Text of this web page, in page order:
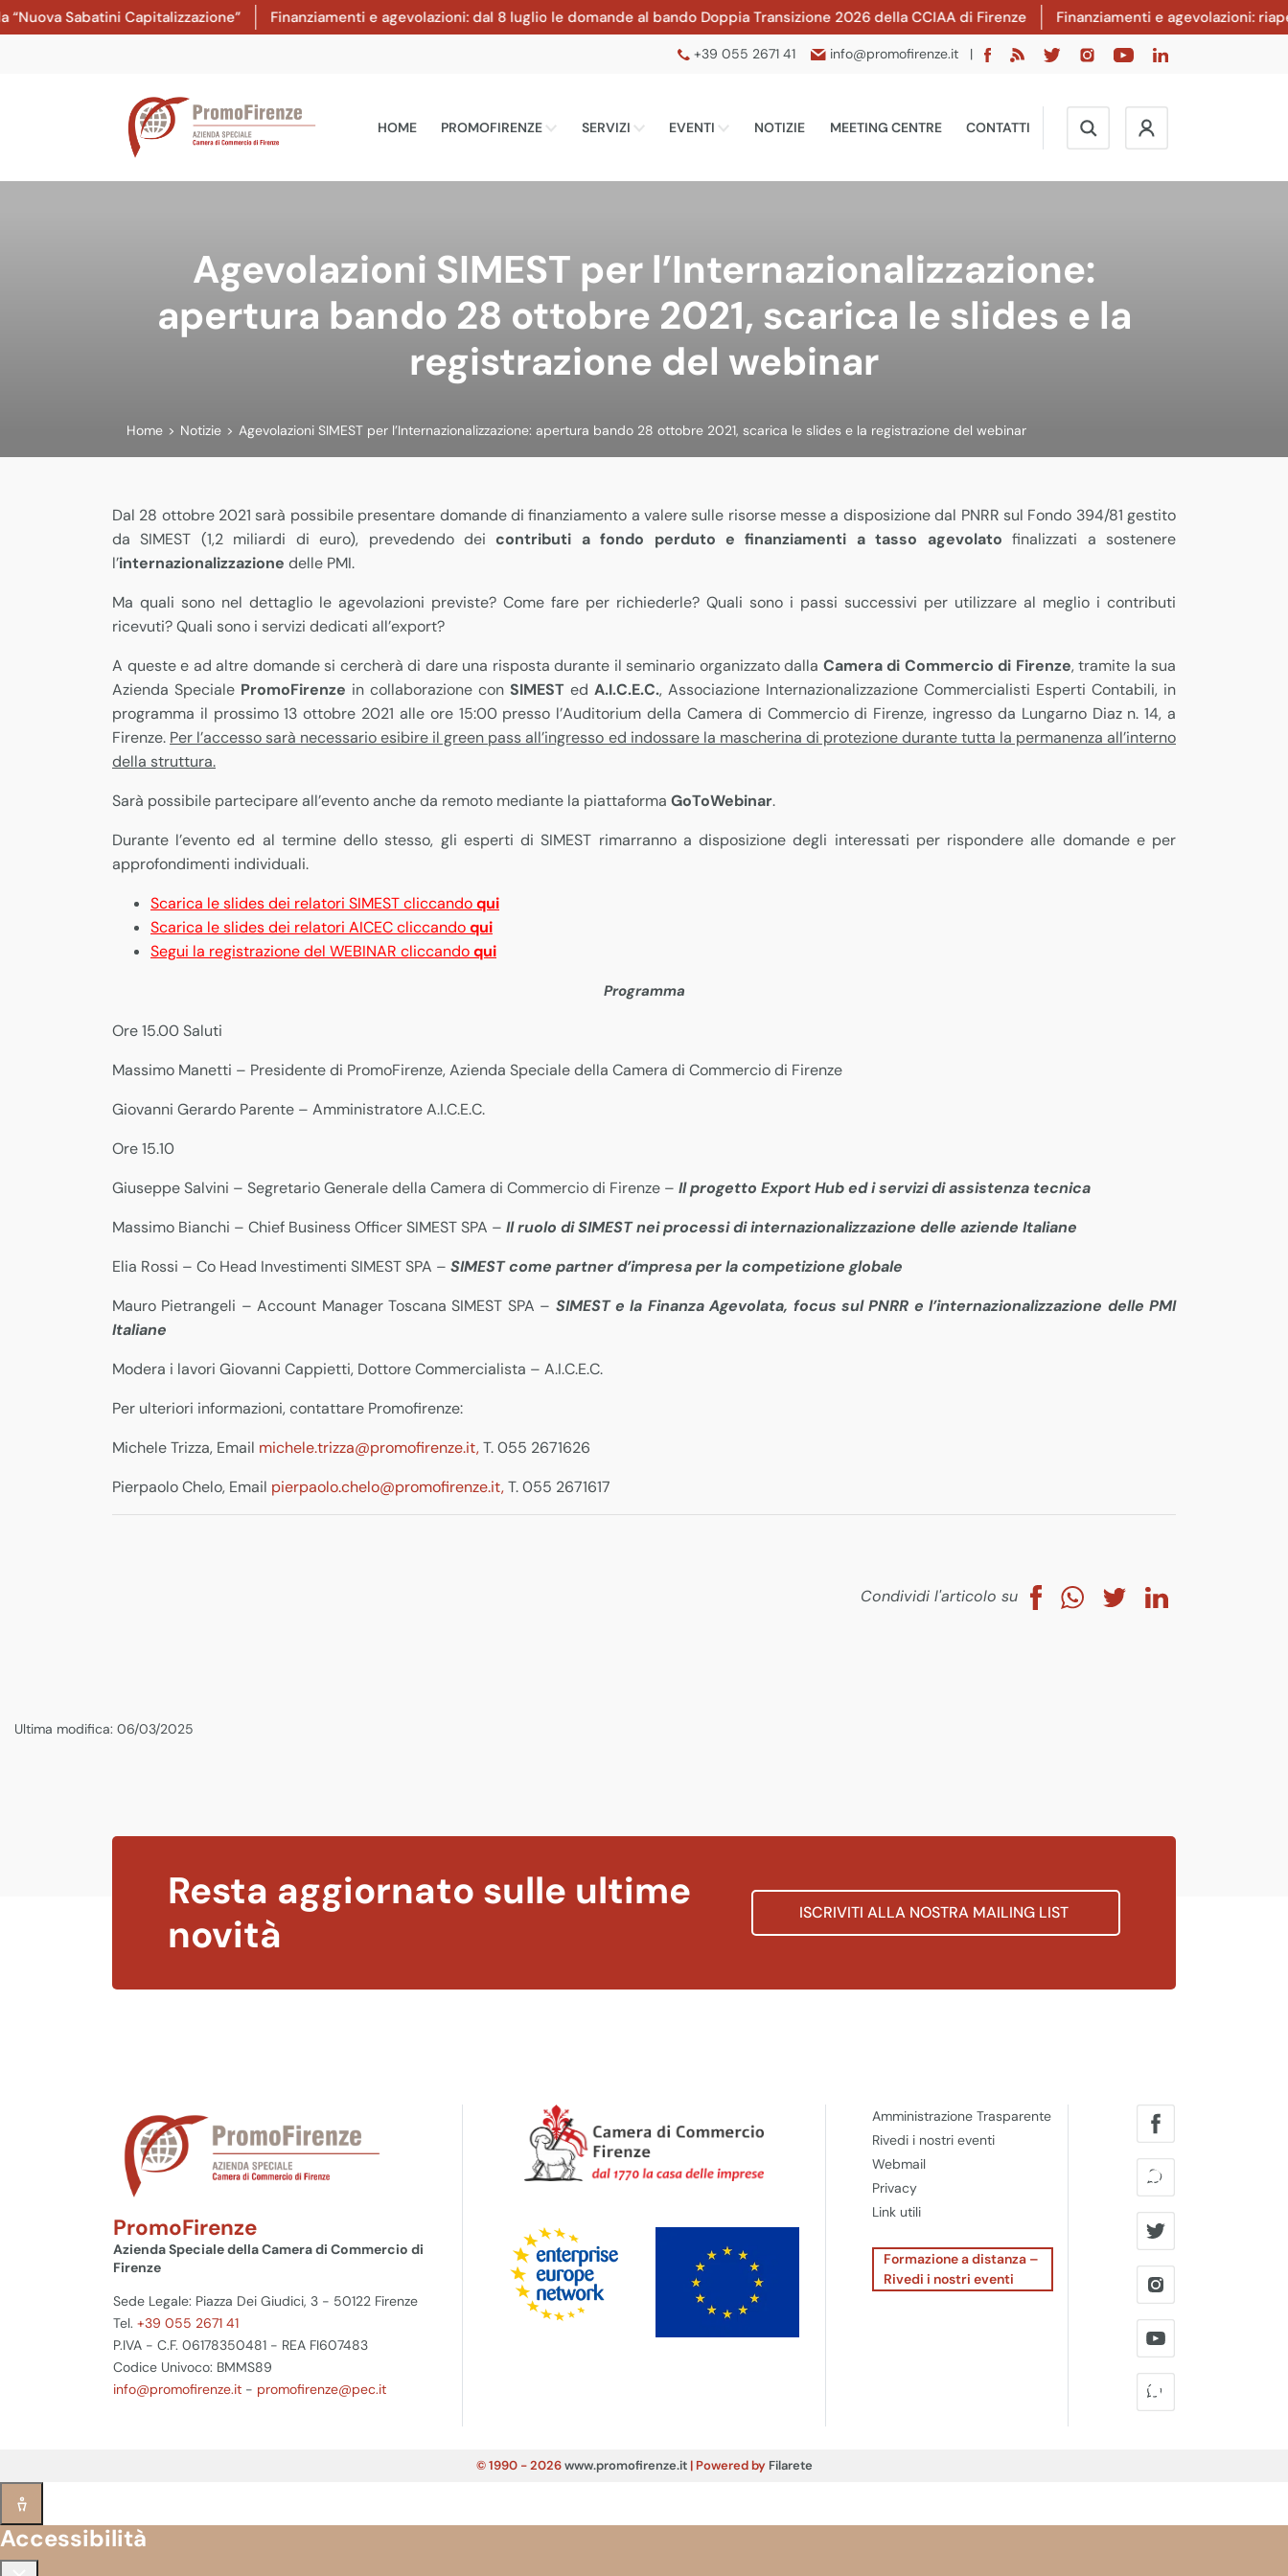
Sabatini Capitalizzazione” Finanziamenti e agevolazioni: dal 8 luglio le domande al bando Doppia Transizione 2026 della CCIAA di Firenze Finanziamenti e agevolazioni: riaperto il
+39 055 2671 41 info@promofirenze.it |
HOME PROMOFIRENZE SERVIZI EVENTI NOTIZIE MEETING CENTRE CONTATTI
Agevolazioni SIMEST per l’Internazionalizzazione:
apertura bando 28 ottobre 2021, scarica le slides e la
registrazione del webinar
Home > Notizie > Agevolazioni SIMEST per l’Internazionalizzazione: apertura bando 28 ottobre 2021, scarica le slides e la registrazione del webinar
Dal 28 ottobre 2021 sarà possibile presentare domande di finanziamento a valere sulle risorse messe a disposizione dal PNRR sul Fondo 394/81 gestito
da SIMEST (1,2 miliardi di euro), prevedendo deicontributi a fondo perduto e finanziamenti a tasso agevolatofinalizzati a sostenere
l’internazionalizzazione delle PMI.
Ma quali sono nel dettaglio le agevolazioni previste? Come fare per richiederle? Quali sono i passi successivi per utilizzare al meglio i contributi
ricevuti? Quali sono i servizi dedicati all’export?
A queste e ad altre domande si cercherà di dare una risposta durante il seminario organizzato dalla Camera di Commercio di Firenze, tramite la sua
Azienda Speciale PromoFirenze in collaborazione con SIMEST ed A.I.C.E.C., Associazione Internazionalizzazione Commercialisti Esperti Contabili, in
programma il prossimo 13 ottobre 2021 alle ore 15:00 presso l’Auditorium della Camera di Commercio di Firenze, ingresso da Lungarno Diaz n. 14, a
Firenze. Per l’accesso sarà necessario esibire il green pass all’ingresso ed indossare la mascherina di protezione durante tutta la permanenza all’interno
della struttura.
Sarà possibile partecipare all’evento anche da remoto mediante la piattaforma GoToWebinar.
Durante l’evento ed al termine dello stesso, gli esperti di SIMEST rimarranno a disposizione degli interessati per rispondere alle domande e per
approfondimenti individuali.
Scarica le slides dei relatori SIMEST cliccandoqui
Scarica le slides dei relatori AICEC cliccandoqui
Segui la registrazione del WEBINAR cliccandoqui
Programma
Ore 15.00 Saluti
Massimo Manetti – Presidente di PromoFirenze, Azienda Speciale della Camera di Commercio di Firenze
Giovanni Gerardo Parente – Amministratore A.I.C.E.C.
Ore 15.10
Giuseppe Salvini – Segretario Generale della Camera di Commercio di Firenze – Il progetto Export Hub ed i servizi di assistenza tecnica
Massimo Bianchi – Chief Business Officer SIMEST SPA – Il ruolo di SIMEST nei processi di internazionalizzazione delle aziende Italiane
Elia Rossi – Co Head Investimenti SIMEST SPA – SIMEST come partner d’impresa per la competizione globale
Mauro Pietrangeli – Account Manager Toscana SIMEST SPA – SIMEST e la Finanza Agevolata, focus sul PNRR e l’internazionalizzazione delle PMI
Italiane
Modera i lavori Giovanni Cappietti, Dottore Commercialista – A.I.C.E.C.
Per ulteriori informazioni, contattare Promofirenze:
Michele Trizza, Email michele.trizza@promofirenze.it,T. 055 2671626
Pierpaolo Chelo, Email pierpaolo.chelo@promofirenze.it,T. 055 2671617
Condividi l'articolo su
Ultima modifica: 06/03/2025
Resta aggiornato sulle ultime
novità
ISCRIVITI ALLA NOSTRA MAILING LIST
PromoFirenze
Azienda Speciale della Camera di Commercio di
Firenze
Sede Legale: Piazza Dei Giudici, 3 - 50122 Firenze
Tel. +39 055 2671 41
P.IVA - C.F. 06178350481 - REA FI607483
Codice Univoco: BMMS89
info@promofirenze.it - promofirenze@pec.it
Amministrazione Trasparente
Rivedi i nostri eventi
Webmail
Privacy
Link utili
Formazione a distanza –
Rivedi i nostri eventi
© 1990 - 2026www.promofirenze.it| Powered by Filarete
Accessibilità